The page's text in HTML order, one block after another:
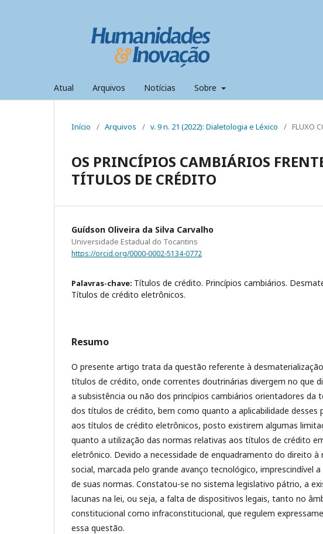
Atual Arquivos Notícias Sobre
Início / Arquivos / v. 9 n. 21 (2022): Dialetologia e Léxico / FLUXO
OS PRINCÍPIOS CAMBIÁRIOS
TÍTULOS DE CRÉDITO
Guídson Oliveira da Silva Carvalho
Universidade Estadual do Tocantins
https://orcid.org/0000-0002-5134-0772
Palavras-chave: Títulos de crédito. Princípios cambiários.
Títulos de crédito eletrônicos.
Resumo
O presente artigo trata da questão referente à
títulos de crédito, onde correntes doutrinárias divergem no que
a subsistência ou não dos princípios cambiários orientadores da
dos títulos de crédito, bem como quanto a aplicabilidade desses
aos títulos de crédito eletrônicos, posto existirem algumas
quanto a utilização das normas relativas aos títulos de crédito
eletrônico. Devido a necessidade de enquadramento do direito à
social, marcada pelo grande avanço tecnológico, imprescindível a
de suas normas. Constatou-se no sistema legislativo pátrio, a
lacunas na lei, ou seja, a falta de dispositivos legais, tanto no
constitucional como infraconstitucional, que regulem
essa questão.